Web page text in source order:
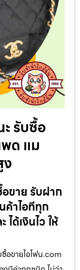
รับซื้อ
ด แม
ง
ขาย รับฝาก
ค้าไอทีทุก
ได้เงินไว ให้
อขายไอโฟน.com